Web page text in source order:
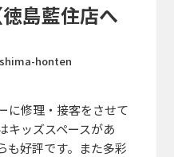
島藍住店へ
honten
に修理・接客をさせて
キッズスペースがあ
も好評です。また多彩